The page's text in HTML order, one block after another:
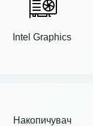
Intel Graphics
Накопичувач